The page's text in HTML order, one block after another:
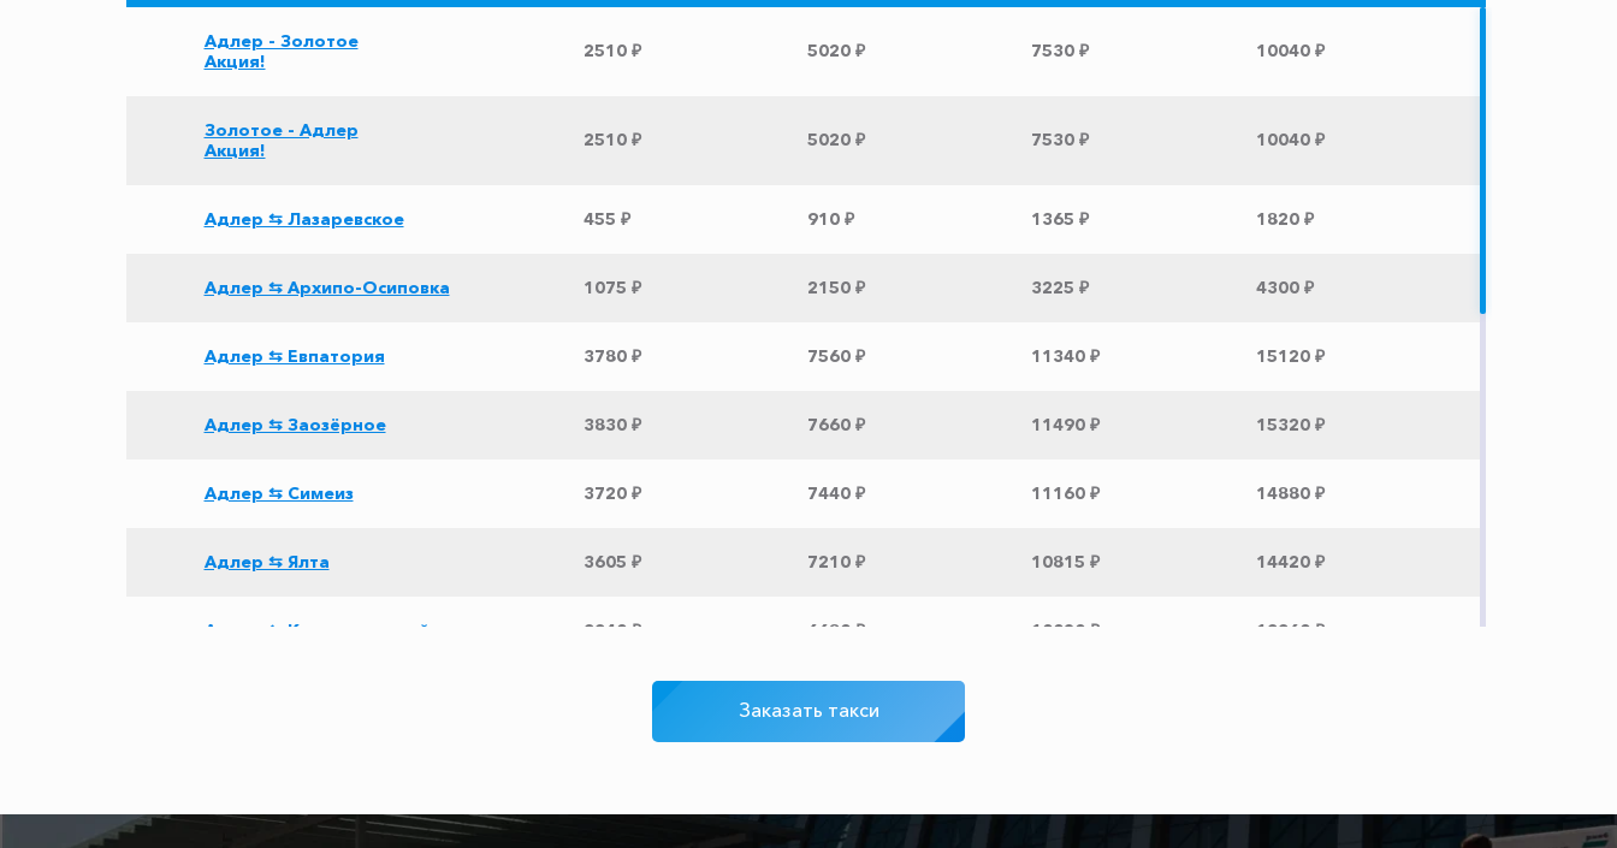
Адлер - Золотое
Акция!
2510 ₽ 5020 ₽ 7530 ₽ 10040 ₽
Золотое - Адлер
Акция!
2510 ₽ 5020 ₽ 7530 ₽ 10040 ₽
Адлер ⇆ Лазаревское 455 ₽ 910 ₽ 1365 ₽ 1820 ₽
Адлер ⇆ Архипо-Осиповка 1075 ₽ 2150 ₽ 3225 ₽ 4300 ₽
Адлер ⇆ Евпатория 3780 ₽ 7560 ₽ 11340 ₽ 15120 ₽
Адлер ⇆ Заозёрное 3830 ₽ 7660 ₽ 11490 ₽ 15320 ₽
Адлер ⇆ Симеиз 3720 ₽ 7440 ₽ 11160 ₽ 14880 ₽
Адлер ⇆ Ялта 3605 ₽ 7210 ₽ 10815 ₽ 14420 ₽
Адлер ⇆ Красногвардейское 3340 ₽ 6680 ₽ 10020 ₽ 13360 ₽
Адлер ⇆ Дагомыс 900 ₽
Заказать такси